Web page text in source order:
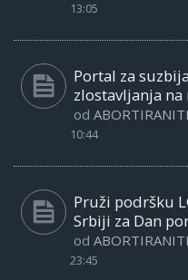
13:05
Portal za
zlostavljanja na
od
10:44
Pruži podršku
Srbiji za Dan
od
23:45